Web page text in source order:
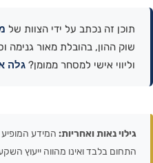
תוכן זה נכתב על ידי הצוות של
שוק ההון, בהובלת מאור גנימה
וליווי אישי למסחר ממומן? גלה
גילוי נאות ואחריות: המידע
התחום בלבד ואינו מהווה ייעוץ